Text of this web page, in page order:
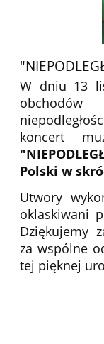
W dniu 13
koncert
Polski w
Utwory
oklaskiwani
Dziękujemy
za wspólne
tej pięknej